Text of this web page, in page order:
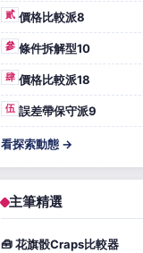
貳 價格比較派8
參 條件拆解型10
肆 價格比較派18
伍 誤差帶保守派9
看探索動態 →
主筆精選
🧰 花旗骰Craps比較器